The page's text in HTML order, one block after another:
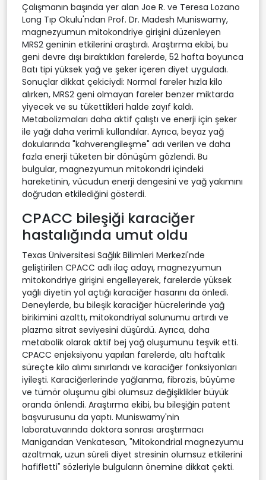
Çalışmanın başında yer alan Joe R. ve Teresa Lozano
Long Tıp Okulu'ndan Prof. Dr. Madesh Muniswamy,
magnezyumun mitokondriye girişini düzenleyen
MRS2 geninin etkilerini araştırdı. Araştırma ekibi, bu
geni devre dışı bıraktıkları farelerde, 52 hafta boyunca
Batı tipi yüksek yağ ve şeker içeren diyet uyguladı.
Sonuçlar dikkat çekiciydi: Normal fareler hızla kilo
alırken, MRS2 geni olmayan fareler benzer miktarda
yiyecek ve su tükettikleri halde zayıf kaldı.
Metabolizmaları daha aktif çalıştı ve enerji için şeker
ile yağı daha verimli kullandılar. Ayrıca, beyaz yağ
dokularında "kahverengileşme" adı verilen ve daha
fazla enerji tüketen bir dönüşüm gözlendi. Bu
bulgular, magnezyumun mitokondri içindeki
hareketinin, vücudun enerji dengesini ve yağ yakımını
doğrudan etkilediğini gösterdi.
CPACC bileşiği karaciğer
hastalığında umut oldu
Texas Üniversitesi Sağlık Bilimleri Merkezi'nde
geliştirilen CPACC adlı ilaç adayı, magnezyumun
mitokondriye girişini engelleyerek, farelerde yüksek
yağlı diyetin yol açtığı karaciğer hasarını da önledi.
Deneylerde, bu bileşik karaciğer hücrelerinde yağ
birikimini azalttı, mitokondriyal solunumu artırdı ve
plazma sitrat seviyesini düşürdü. Ayrıca, daha
metabolik olarak aktif bej yağ oluşumunu teşvik etti.
CPACC enjeksiyonu yapılan farelerde, altı haftalık
süreçte kilo alımı sınırlandı ve karaciğer fonksiyonları
iyileşti. Karaciğerlerinde yağlanma, fibrozis, büyüme
ve tümör oluşumu gibi olumsuz değişiklikler büyük
oranda önlendi. Araştırma ekibi, bu bileşiğin patent
başvurusunu da yaptı. Muniswamy'nin
laboratuvarında doktora sonrası araştırmacı
Manigandan Venkatesan, "Mitokondrial magnezyumu
azaltmak, uzun süreli diyet stresinin olumsuz etkilerini
hafifletti" sözleriyle bulguların önemine dikkat çekti.